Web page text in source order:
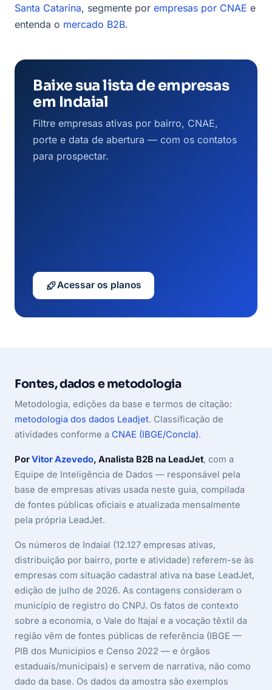
Santa Catarina, segmente por empresas por CNAE e
entenda o mercado B2B.
Baixe sua lista de empresas
em Indaial
Filtre empresas ativas por bairro, CNAE,
porte e data de abertura — com os contatos
para prospectar.
Acessar os planos
Fontes, dados e metodologia
Metodologia, edições da base e termos de citação:
metodologia dos dados Leadjet. Classificação de
atividades conforme a CNAE (IBGE/Concla).
PorVitor Azevedo, Analista B2B na LeadJet, com a
Equipe de Inteligência de Dados — responsável pela
base de empresas ativas usada neste guia, compilada
de fontes públicas oficiais e atualizada mensalmente
pela própria LeadJet.
Os números de Indaial (12.127 empresas ativas,
distribuição por bairro, porte e atividade) referem-se às
empresas com situação cadastral ativa na base LeadJet,
edição de julho de 2026. As contagens consideram o
município de registro do CNPJ. Os fatos de contexto
sobre a economia, o Vale do Itajaí e a vocação têxtil da
região vêm de fontes públicas de referência (IBGE —
PIB dos Municípios e Censo 2022 — e órgãos
estaduais/municipais) e servem de narrativa, não como
dado da base. Os dados da amostra são exemplos